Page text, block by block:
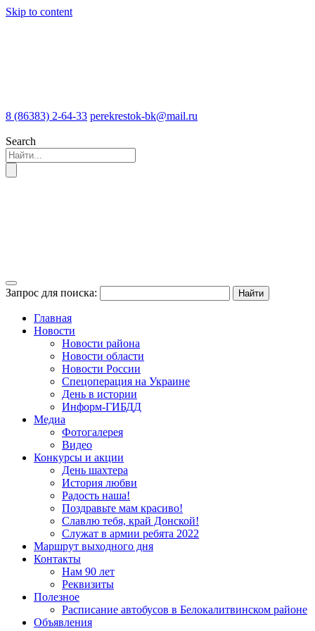
Skip to content
8 (86383) 2-64-33 perekrestok-bk@mail.ru
Search
Запрос для поиска:
Главная
Новости
Новости района
Новости области
Новости России
Спецоперация на Украине
День в истории
Информ-ГИБДД
Медиа
Фотогалерея
Видео
Конкурсы и акции
День шахтера
История любви
Радость наша!
Поздравьте мам красиво!
Славлю тебя, край Донской!
Служат в армии ребята 2022
Маршрут выходного дня
Контакты
Нам 90 лет
Реквизиты
Полезное
Расписание автобусов в Белокалитвинском районе
Объявления